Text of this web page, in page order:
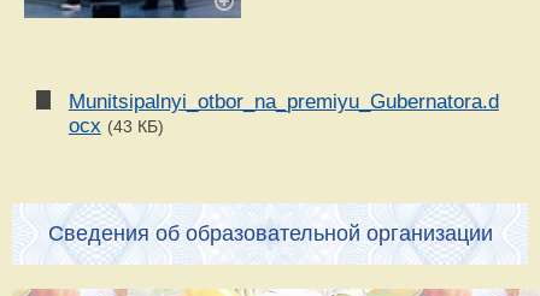
Munitsipalnyi_otbor_na_premiyu_Gubernatora.d
ocx (43 КБ)
Сведения об образовательной организации